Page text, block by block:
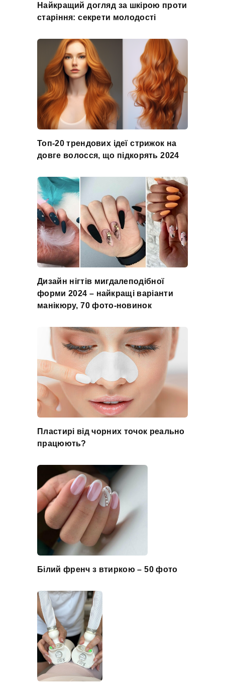
Найкращий догляд за шкірою проти
старіння: секрети молодості
Топ-20 трендових ідеї стрижок на
довге волосся, що підкорять 2024
Дизайн нігтів мигдалеподібної
форми 2024 – найкращі варіанти
манікюру, 70 фото-новинок
Пластирі від чорних точок реально
працюють?
Білий френч з втиркою – 50 фото